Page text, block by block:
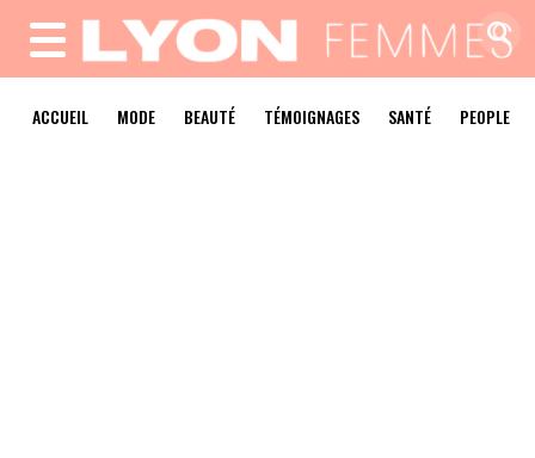
MENU
ACCUEIL MODE BEAUTÉ TÉMOIGNAGES SANTÉ PEOPLE